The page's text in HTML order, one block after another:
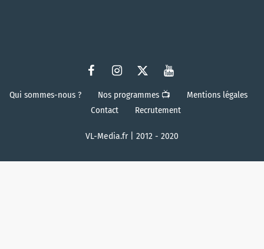
Qui sommes-nous ? Nos programmes 📺
Mentions légales
Contact
Recrutement
VL-Media.fr | 2012 - 2020